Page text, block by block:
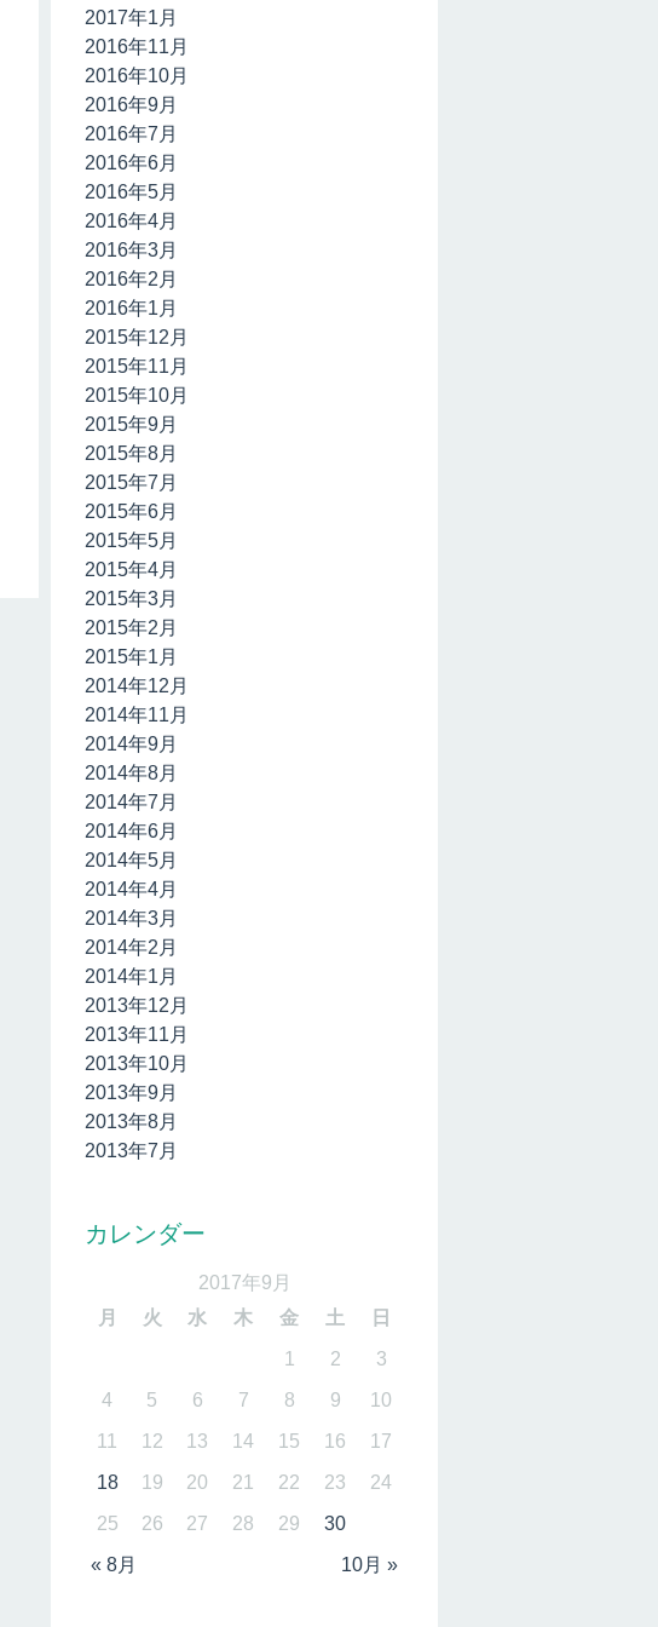
2017年1月
2016年11月
2016年10月
2016年9月
2016年7月
2016年6月
2016年5月
2016年4月
2016年3月
2016年2月
2016年1月
2015年12月
2015年11月
2015年10月
2015年9月
2015年8月
2015年7月
2015年6月
2015年5月
2015年4月
2015年3月
2015年2月
2015年1月
2014年12月
2014年11月
2014年9月
2014年8月
2014年7月
2014年6月
2014年5月
2014年4月
2014年3月
2014年2月
2014年1月
2013年12月
2013年11月
2013年10月
2013年9月
2013年8月
2013年7月
カレンダー
2017年9月
月
火 水 木 金 土 日
« 8月 10月 »
1 2
3
4
5 6 7 8 9
10
11
12 13 14 15 16
17
18
19 20 21 22 23
24
25
26 27 28 29 30